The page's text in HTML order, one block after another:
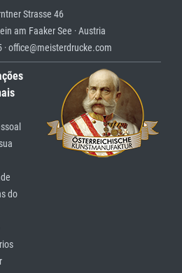
Strasse 46
am Faaker See · Austria
· office@meisterdrucke.com
do